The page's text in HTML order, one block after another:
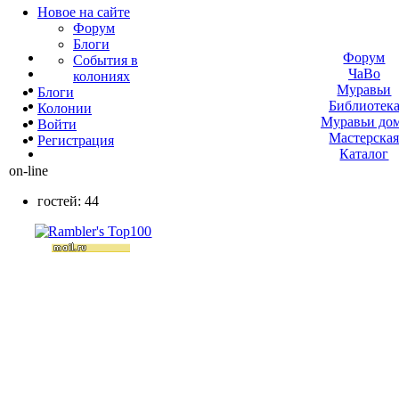
Новое на сайте
Форум
Блоги
События в
колониях
Блоги
Колонии
Войти
Peгиcтpaция
on-line
гостей: 44
Форум
ЧаВо
Муравьи
Библиотека
Муравьи
Мастерская
Каталог